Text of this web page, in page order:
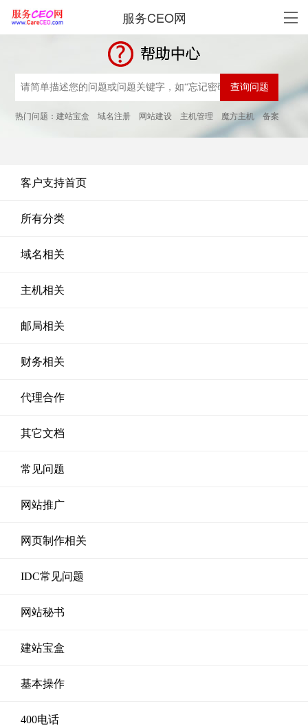
服务CEO网
热门问题：建站宝盒 域名注册 网站建设 主机管理 魔方主机 备案
客户支持首页
所有分类
域名相关
主机相关
邮局相关
财务相关
代理合作
其它文档
常见问题
网站推广
网页制作相关
IDC常见问题
网站秘书
建站宝盒
基本操作
400电话